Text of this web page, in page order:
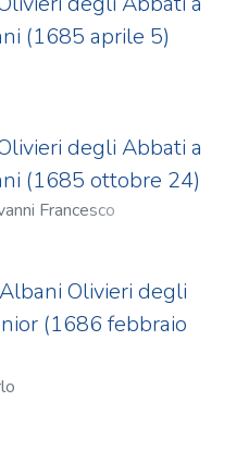
(1685 aprile 5)
degli Abbati a
(1685 ottobre 24)
Francesco
Olivieri degli
(1686 febbraio